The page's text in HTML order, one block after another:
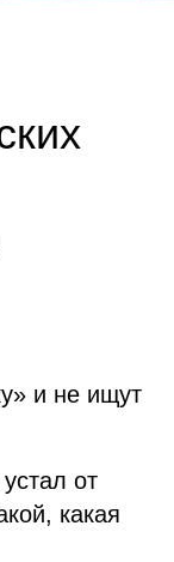
и не ищут
от
какая